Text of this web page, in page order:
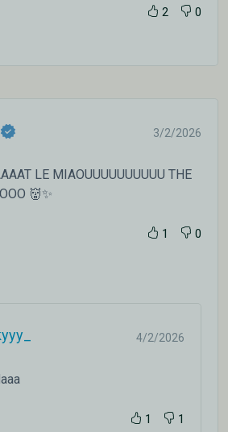
2 0
3/2/2026
LE MIAOUUUUUUUUUU THE
👹✨
1 0
4/2/2026
1 1